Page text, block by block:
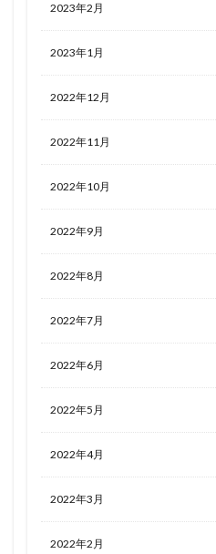
2023年2月
2023年1月
2022年12月
2022年11月
2022年10月
2022年9月
2022年8月
2022年7月
2022年6月
2022年5月
2022年4月
2022年3月
2022年2月